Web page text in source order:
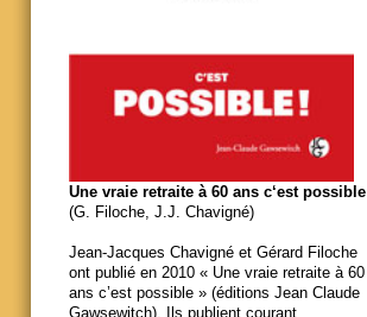
Une vraie retraite à 60 ans c‘est possible
(G. Filoche, J.J. Chavigné)
Jean-Jacques Chavigné et Gérard Filoche
ont publié en 2010 « Une vraie retraite à 60
ans c’est possible » (éditions Jean Claude
Gawsewitch). Ils publient courant